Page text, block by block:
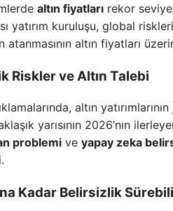
altın fiyatları rekor
yatırım kuruluşu, global
atanmasının altın fiyatları
Riskler ve Altın Talebi
altın
yarısının 2026’nın
problemi ve yapay zeka
Kadar Belirsizlik